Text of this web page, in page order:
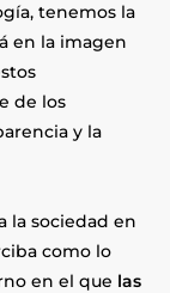
tenemos la
en la imagen
de los
y la
la sociedad en
como lo
en el que las